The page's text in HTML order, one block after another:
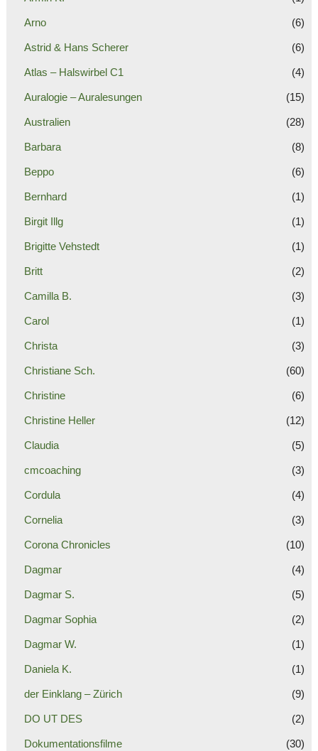
Arno (6)
Astrid & Hans Scherer (6)
Atlas – Halswirbel C1 (4)
Auralogie – Auralesungen (15)
Australien (28)
Barbara (8)
Beppo (6)
Bernhard (1)
Birgit Illg (1)
Brigitte Vehstedt (1)
Britt (2)
Camilla B. (3)
Carol (1)
Christa (3)
Christiane Sch. (60)
Christine (6)
Christine Heller (12)
Claudia (5)
cmcoaching (3)
Cordula (4)
Cornelia (3)
Corona Chronicles (10)
Dagmar (4)
Dagmar S. (5)
Dagmar Sophia (2)
Dagmar W. (1)
Daniela K. (1)
der Einklang – Zürich (9)
DO UT DES (2)
Dokumentationsfilme (30)